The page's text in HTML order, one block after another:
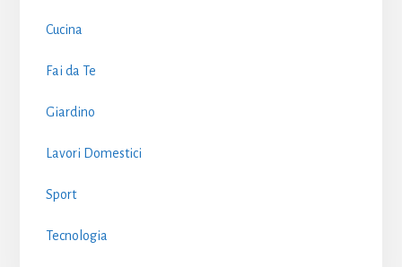
Cucina
Fai da Te
Giardino
Lavori Domestici
Sport
Tecnologia